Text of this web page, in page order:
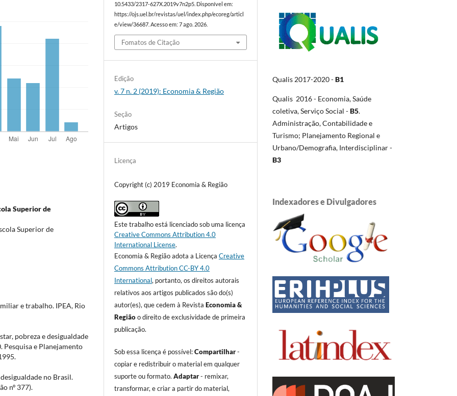
Superior de
Superior de
e trabalho. IPEA, Rio
pobreza e desigualdade
Pesquisa e Planejamento
no Brasil.
nº 377).
10.5433/2317-627X.2019v7n2p5. Disponível em:
https://ojs.uel.br/revistas/uel/index.php/ecoreg/articl
e/view/36687. Acesso em: 7 ago. 2026.
Fomatos de Citação
Edição
v. 7 n. 2 (2019): Economia & Região
Seção
Artigos
Licença
Copyright (c) 2019 Economia & Região
Este trabalho está licenciado sob uma licença
Creative Commons Attribution 4.0
International License.
Economia & Região adota a LicençaCreative
Commons Attribution CC-BY 4.0
International, portanto, os direitos autorais
relativos aos artigos publicados são do(s)
autor(es), que cedem à RevistaEconomia &
Regiãoo direito de exclusividade de primeira
publicação.
Sob essa licença é possível:Compartilhar-
copiar e redistribuir o material em qualquer
suporte ou formato.Adaptar- remixar,
transformar, e criar a partir do material,
Qualis 2017-2020 -B1
Qualis 2016 - Economia, Saúde
coletiva, Serviço Social -B5.
Administração, Contabilidade e
Turismo; Planejamento Regional e
Urbano/Demografia, Interdisciplinar -
B3
Indexadores e Divulgadores